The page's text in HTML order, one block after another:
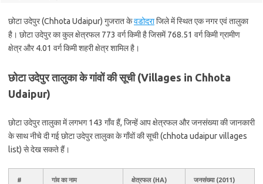
छोटा उदेपुर (Chhota Udaipur) गुजरात केवडोदराजिले में स्थित एक नगर एवं तालुका
है। छोटा उदेपुर का कुल क्षेत्रफल 773 वर्ग किमी है जिसमें 768.51 वर्ग किमी ग्रामीण
क्षेत्र और 4.01 वर्ग किमी शहरी क्षेत्र शामिल है।
छोटा उदेपुर तालुका के गांवों की सूची (Villages in Chhota
Udaipur)
छोटा उदेपुर तालुका में लगभग 143 गाँव हैं, जिन्हें आप क्षेत्रफल और जनसंख्या की जानकारी
के साथ नीचे दी गई छोटा उदेपुर तालुका के गाँवों की सूची (chhota udaipur villages
list) से देख सकते हैं।
# गांव का नाम क्षेत्रफल (HA) जनसंख्या (2011)